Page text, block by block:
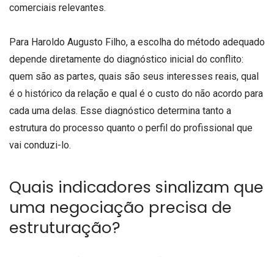
comerciais relevantes.
Para Haroldo Augusto Filho, a escolha do método adequado
depende diretamente do diagnóstico inicial do conflito:
quem são as partes, quais são seus interesses reais, qual
é o histórico da relação e qual é o custo do não acordo para
cada uma delas. Esse diagnóstico determina tanto a
estrutura do processo quanto o perfil do profissional que
vai conduzi-lo.
Quais indicadores sinalizam que
uma negociação precisa de
estruturação?